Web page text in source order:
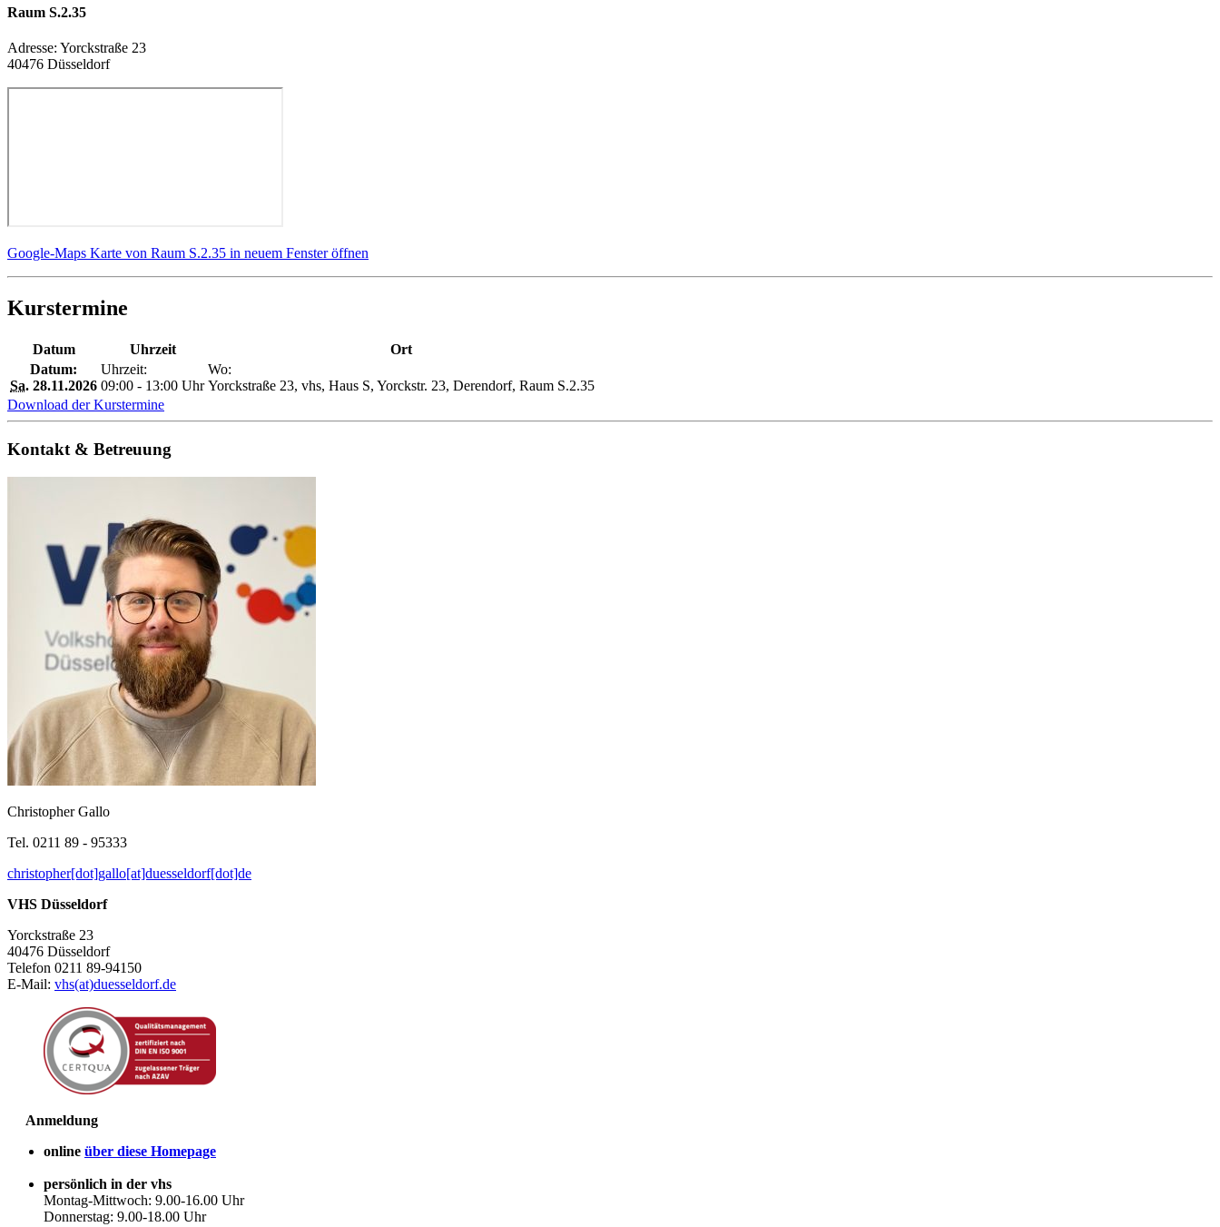
Raum S.2.35
Adresse: Yorckstraße 23
40476 Düsseldorf
Google-Maps Karte von Raum S.2.35 in neuem Fenster öffnen
Kurstermine
Datum Uhrzeit
Ort
Datum:
Sa. 28.11.2026
Uhrzeit:
09:00 - 13:00 Uhr
Wo:
Yorckstraße 23, vhs, Haus S, Yorckstr. 23, Derendorf, Raum S.2.35
Download der Kurstermine
Kontakt & Betreuung
Christopher Gallo
Tel. 0211 89 - 95333
christopher[dot]gallo[at]duesseldorf[dot]de
VHS Düsseldorf
Yorckstraße 23
40476 Düsseldorf
Telefon 0211 89-94150
E-Mail: vhs(at)duesseldorf.de
Anmeldung
online über diese Homepage
persönlich in der vhs
Montag-Mittwoch: 9.00-16.00 Uhr
Donnerstag: 9.00-18.00 Uhr